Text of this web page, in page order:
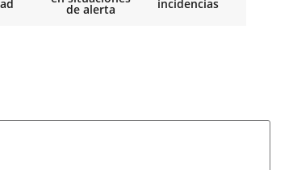
de alerta incidencias